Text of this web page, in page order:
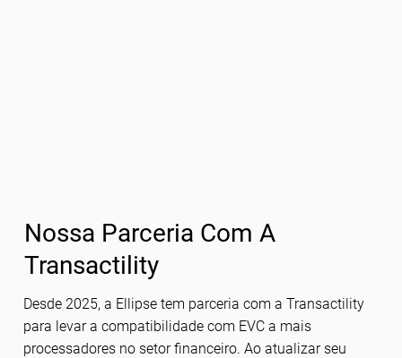
Nossa Parceria Com A
Transactility
Desde 2025, a Ellipse tem parceria com a Transactility
para levar a compatibilidade com EVC a mais
processadores no setor financeiro. Ao atualizar seu